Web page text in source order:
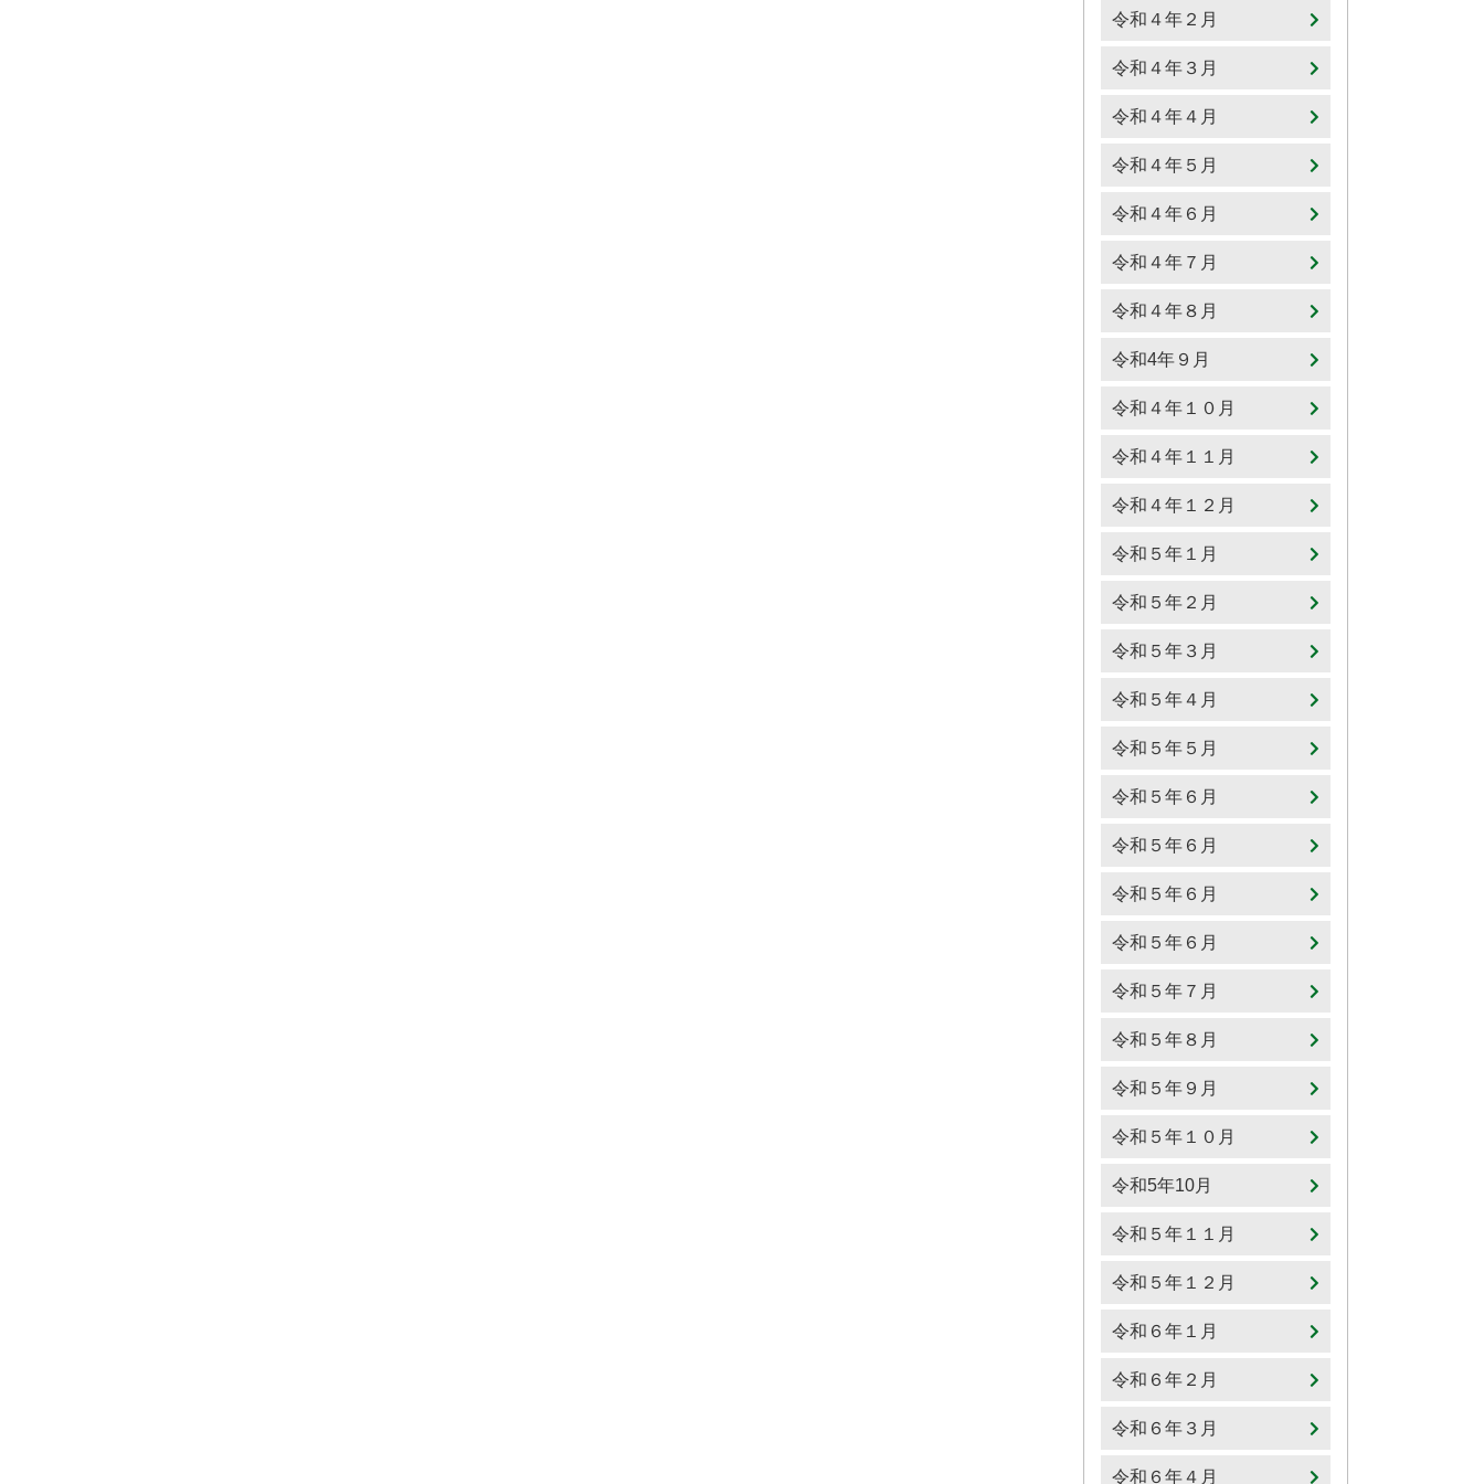
令和４年２月
令和４年３月
令和４年４月
令和４年５月
令和４年６月
令和４年７月
令和４年８月
令和4年９月
令和４年１０月
令和４年１１月
令和４年１２月
令和５年１月
令和５年２月
令和５年３月
令和５年４月
令和５年５月
令和５年６月
令和５年６月
令和５年６月
令和５年６月
令和５年７月
令和５年８月
令和５年９月
令和５年１０月
令和5年10月
令和５年１１月
令和５年１２月
令和６年１月
令和６年２月
令和６年３月
令和６年４月